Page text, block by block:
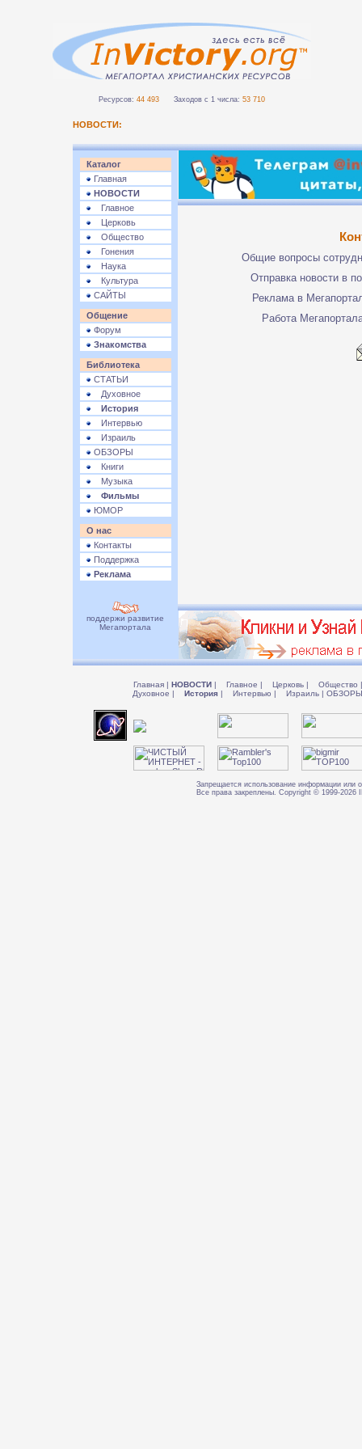
Ресурсов: 44 493 Заходов с 1 числа: 53 710
НОВОСТИ:
Каталог
Главная
НОВОСТИ
Главное
Церковь
Общество
Гонения
Наука
Культура
САЙТЫ
Общение
Форум
Знакомства
Библиотека
СТАТЬИ
Духовное
История
Интервью
Израиль
ОБЗОРЫ
Книги
Музыка
Фильмы
ЮМОР
О нас
Контакты
Поддержка
Реклама
Общие вопросы
Отправка новости в
Реклама в
Работа
поддержи развитие
Мегапортала
Главная | НОВОСТИ | Главное | Церковь | Общество |
Духовное | История | Интервью | Израиль |
Запрещается использование информации или
Все права закреплены. Copyright © 1999-